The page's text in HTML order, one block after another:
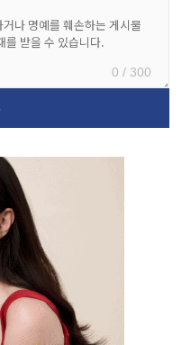
0 / 300